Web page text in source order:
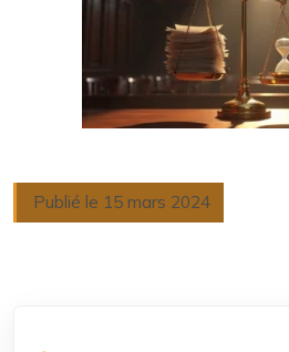
Publié le 15 mars 2024